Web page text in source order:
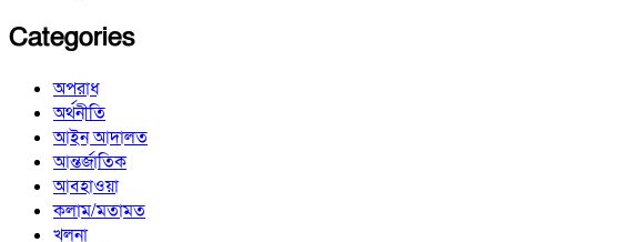
Categories
অপরাধ
অর্থনীতি
আইন আদালত
আন্তর্জাতিক
আবহাওয়া
কলাম/মতামত
খুলনা